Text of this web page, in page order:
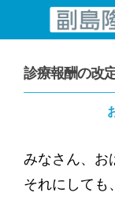
コンテンツへ
診療報酬の改
みなさん、お
それにしても